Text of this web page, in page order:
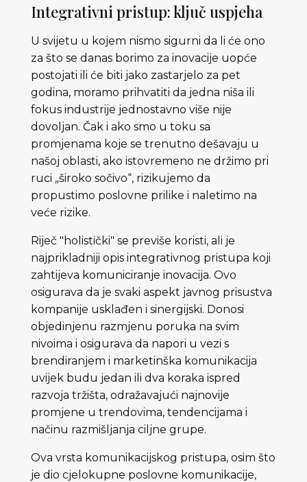
Integrativni pristup: ključ uspjeha
U svijetu u kojem nismo sigurni da li će ono
za što se danas borimo za inovacije uopće
postojati ili će biti jako zastarjelo za pet
godina, moramo prihvatiti da jedna niša ili
fokus industrije jednostavno više nije
dovoljan. Čak i ako smo u toku sa
promjenama koje se trenutno dešavaju u
našoj oblasti, ako istovremeno ne držimo pri
ruci „široko sočivo“, rizikujemo da
propustimo poslovne prilike i naletimo na
veće rizike.
Riječ "holistički" se previše koristi, ali je
najprikladniji opis integrativnog pristupa koji
zahtijeva komuniciranje inovacija. Ovo
osigurava da je svaki aspekt javnog prisustva
kompanije usklađen i sinergijski. Donosi
objedinjenu razmjenu poruka na svim
nivoima i osigurava da napori u vezi s
brendiranjem i marketinška komunikacija
uvijek budu jedan ili dva koraka ispred
razvoja tržišta, odražavajući najnovije
promjene u trendovima, tendencijama i
načinu razmišljanja ciljne grupe.
Ova vrsta komunikacijskog pristupa, osim što
je dio cjelokupne poslovne komunikacije,